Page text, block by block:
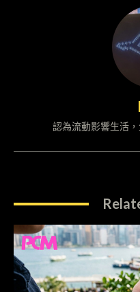
認為流動影響生活